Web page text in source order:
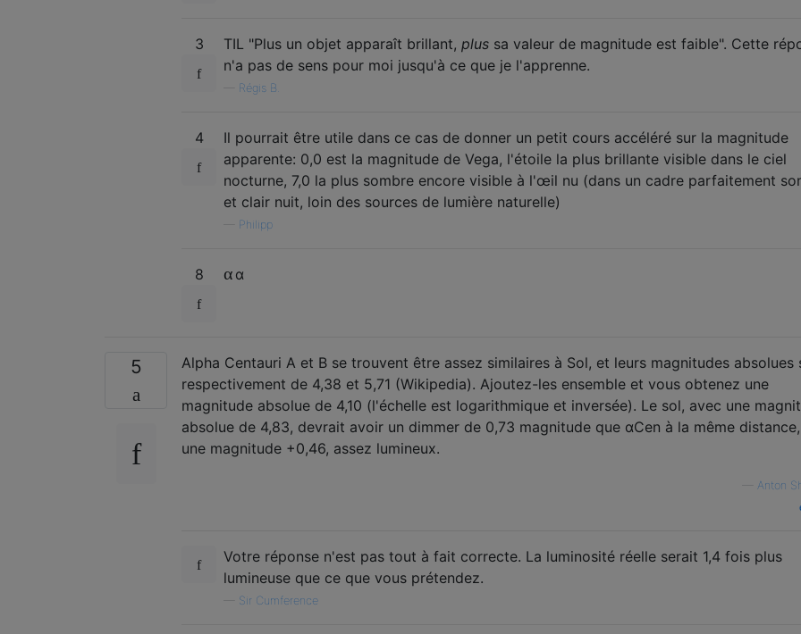
3 TIL "Plus un objet apparaît brillant, plus sa valeur de magnitude est faible". Cette
n'a pas de sens pour moi jusqu'à ce que je l'apprenne.
Régis B.
4
Il pourrait être utile dans ce cas de donner un petit cours accéléré sur la magnitude
apparente: 0,0 est la magnitude de Vega, l'étoile la plus brillante visible dans le ciel
nocturne, 7,0 la plus sombre encore visible à l'œil nu (dans un cadre parfaitement
et clair nuit, loin des sources de lumière naturelle)
Philipp
8 α α
5
Alpha Centauri A et B se trouvent être assez similaires à Sol, et leurs magnitudes absolues
respectivement de 4,38 et 5,71 (Wikipedia). Ajoutez-les ensemble et vous obtenez une
magnitude absolue de 4,10 (l'échelle est logarithmique et inversée). Le sol, avec une
absolue de 4,83, devrait avoir un dimmer de 0,73 magnitude que αCen à la même
une magnitude +0,46, assez lumineux.
Anton
Votre réponse n'est pas tout à fait correcte. La luminosité réelle serait 1,4 fois plus
lumineuse que ce que vous prétendez.
Sir Cumference